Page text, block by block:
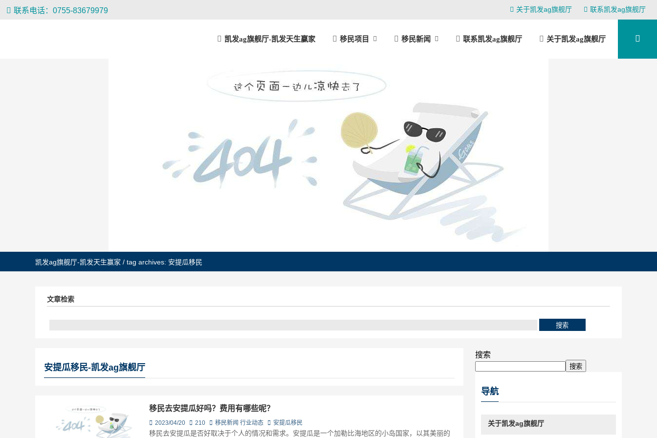
联系电话：0755-83679979 关于凯发ag旗舰厅 联系凯发ag旗舰厅
凯发ag旗舰厅-凯发天生赢家 移民项目 移民新闻 联系凯发ag旗舰厅 关于凯发ag旗舰厅
凯发ag旗舰厅-凯发天生赢家 / tag archives: 安提瓜移民
文章检索
安提瓜移民-凯发ag旗舰厅
移民去安提瓜好吗？费用有哪些呢？
2023/04/20 210 移民新闻 行业动态 安提瓜移民
移民去安提瓜是否好取决于个人的情况和需求。安提瓜是一个加勒比海地区的小岛国家，以其美丽的
搜索
搜索
导航
关于凯发ag旗舰厅